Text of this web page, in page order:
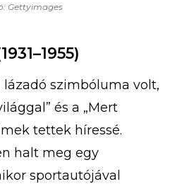
Gettyimages
szimbóluma volt,
és a „Mert
tettek híressé.
halt meg egy
sportautójával